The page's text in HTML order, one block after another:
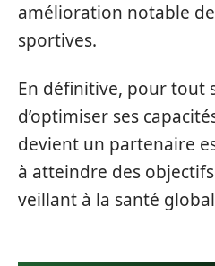
amélioration notable
sportives.
En définitive, pour tout
d’optimiser ses
devient un partenaire
à atteindre des
veillant à la santé